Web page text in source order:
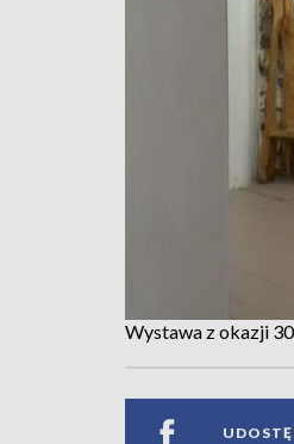
Wystawa z okazji